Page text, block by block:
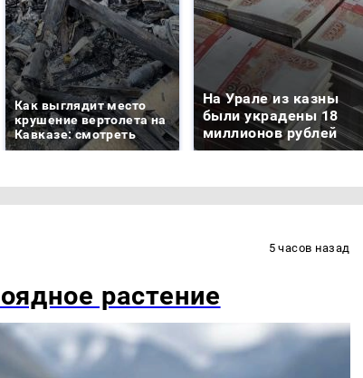
Как выглядит место
крушение вертолета на
Кавказе: смотреть
На Урале из казны
были украдены 18
миллионов рублей
5 часов назад
растение